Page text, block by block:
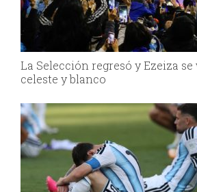
La Selección regresó y Ezeiza
celeste y blanco